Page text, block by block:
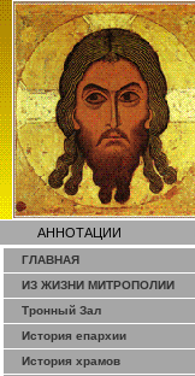
АННОТАЦИИ
ГЛАВНАЯ
ИЗ ЖИЗНИ МИТРОПОЛИИ
Тронный Зал
История епархии
История храмов